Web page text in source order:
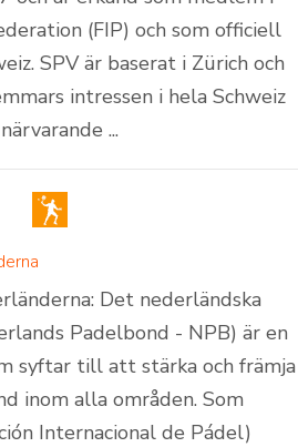
(FIP) och som officiell
SPV är baserat i Zürich och
intressen i hela Schweiz
...
Det nederländska
Padelbond - NPB) är en
syftar till att stärka och främja
inom alla områden. Som
Internacional de Pádel)